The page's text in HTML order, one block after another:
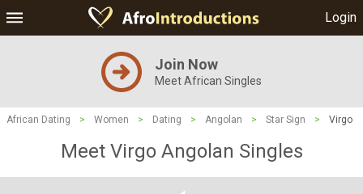
Login
Join Now
Meet African Singles
African Dating > Women > Dating > Angolan > Star Sign > Virgo
Meet Virgo Angolan Singles